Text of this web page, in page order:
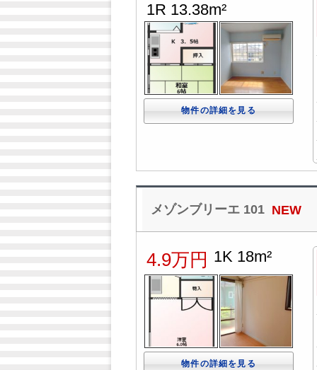
1R 13.38m²
物件の詳細を見る
メゾンブリーエ 101 NEW
4.9万円 1K 18m²
物件の詳細を見る